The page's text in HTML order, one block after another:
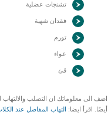
تشنجات عضلية
فقدان شهية
تورم
عواء
قئ
اضف الى معلوماتك ان التصلب
أيضًا. اقرأ ايضا: التهاب المفاصل عند